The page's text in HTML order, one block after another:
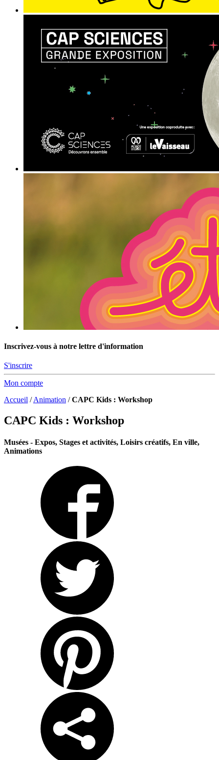
Inscrivez-vous à notre lettre d'information
S'inscrire
Mon compte
Accueil /Animation /CAPC Kids : Workshop
CAPC Kids : Workshop
Musées - Expos, Stages et activités, Loisirs créatifs, En ville,
Animations